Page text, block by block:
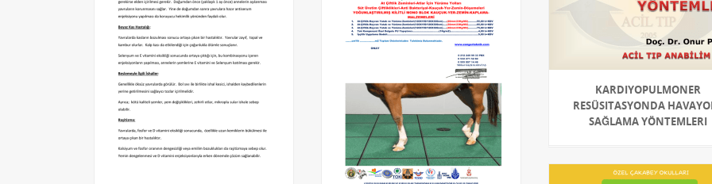
KARDIYOPULMONER
RESÜSITASYONDA
SAĞLAMA YÖNTEMLERI